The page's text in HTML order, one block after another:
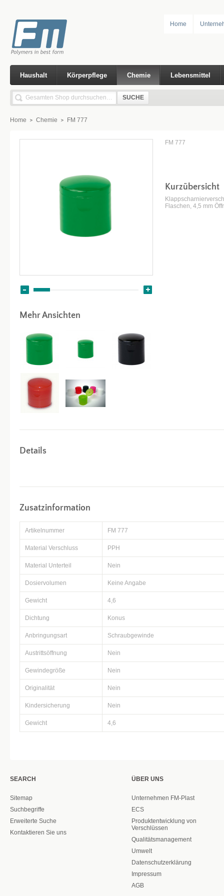
Home
Haushalt Körperpflege Chemie Lebensmittel
SUCHE
Home Chemie FM 777
FM 777
Kurzübersicht
Flaschen, 4,5 mm
Mehr Ansichten
Details
Zusatzinformation
Artikelnummer FM 777
Material Verschluss PPH
Material Unterteil Nein
Dosiervolumen Keine Angabe
Gewicht 4,6
Dichtung Konus
Anbringungsart Schraubgewinde
Austrittsöffnung Nein
Gewindegröße Nein
Originalität Nein
Kindersicherung Nein
Gewicht 4,6
SEARCH
Sitemap
Suchbegriffe
Erweiterte Suche
Kontaktieren Sie uns
ÜBER UNS
Unternehmen FM-Plast
ECS
Produktentwicklung von
Verschlüssen
Qualitätsmanagement
Umwelt
Datenschutzerklärung
Impressum
AGB